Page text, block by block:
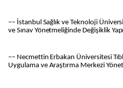
–– İstanbul Sağlık ve Teknoloji
ve Sınav Yönetmeliğinde Değişiklik
–– Necmettin Erbakan Üniversitesi
Uygulama ve Araştırma Merkezi